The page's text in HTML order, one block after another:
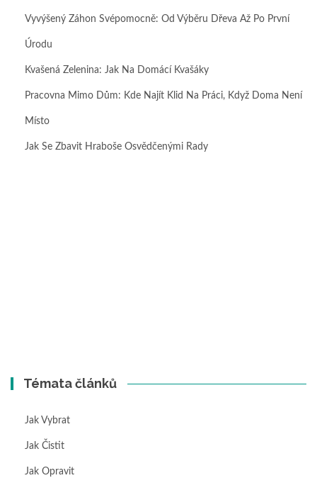
Vyvýšený Záhon Svépomocně: Od Výběru Dřeva Až Po První
Úrodu
Kvašená Zelenina: Jak Na Domácí Kvašáky
Pracovna Mimo Dům: Kde Najít Klid Na Práci, Když Doma Není
Místo
Jak Se Zbavit Hraboše Osvědčenými Rady
Témata článků
Jak Vybrat
Jak Čistit
Jak Opravit